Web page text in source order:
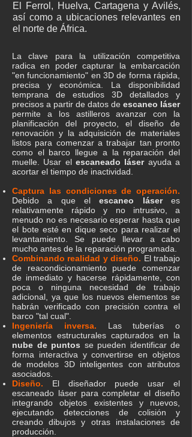
El Ferrol, Huelva, Cartagena y Avilés,
así como a ubicaciones relevantes en
el norte de África.
La clave para la utilización competitiva
radica en poder capturar la embarcación
"en funcionamiento" en 3D de forma rápida,
precisa y económica. La disponibilidad
temprana de estudios 3D detallados y
precisos a partir de datos de escaneo láser
permite a los astilleros avanzar con la
planificación del proyecto, el diseño de
renovación y la adquisición de materiales
listos para comenzar a trabajar tan pronto
como el barco llegue a la reparación del
muelle. Usar el escaneado láserayuda a
acortar el tiempo de inactividad.
Captura las condiciones de operación.
Debido a que elescaneo láseres
relativamente rápido y no intrusivo, a
menudo no es necesario esperar hasta que
el bote esté en dique seco para realizar el
levantamiento. Se puede llevar a cabo
mucho antes de la reparación programada.
Combinando realidad y diseño. El trabajo
de reacondicionamiento puede comenzar
de inmediato y hacerse rápidamente, con
poca o ninguna necesidad de trabajo
adicional, ya que los nuevos elementos se
habrán verificado con precisión contra el
barco "tal cual".
Ingeniería inversa. Las tuberías o
elementos estructurales capturados en la
nube de puntos se pueden identificar de
forma interactiva y convertirse en objetos
de modelos 3D inteligentes con atributos
asociados.
Diseño.
El diseñador puede usar el
escaneado láser para completar el diseño
integrando objetos existentes y nuevos,
ejecutando detecciones de colisión y
creando dibujos y otras instalaciones de
producción.